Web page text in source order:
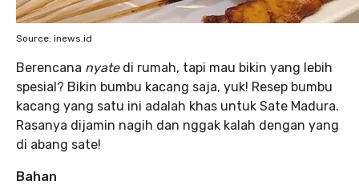
Source: inews.id
Berencana nyatedi rumah, tapi mau bikin yang lebih
spesial? Bikin bumbu kacang saja, yuk! Resep bumbu
kacang yang satu ini adalah khas untuk Sate Madura.
Rasanya dijamin nagih dan nggak kalah dengan yang
di abang sate!
Bahan